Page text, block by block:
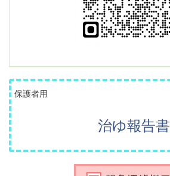
保護者用
治ゆ報告書